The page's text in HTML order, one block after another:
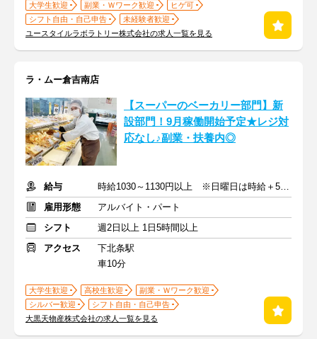
大学生歓迎 副業・Ｗワーク歓迎
ヒゲ可
シフト自由・自己申告
未経験者歓迎
ユースタイルラボラトリー株式会社の求人一覧を見る
ラ・ムー倉吉南店
【スーパーのベーカリー部門】新
設部門！9月稼働開始予定★レジ対
応なし♪副業・扶養内◎
給与
時給1030～1130円以上 ※日曜日は時給＋50円
雇用形態
アルバイト・パート
シフト
週2日以上 1日5時間以上
アクセス
下北条駅
車10分
大学生歓迎 高校生歓迎
副業・Ｗワーク歓迎
シルバー歓迎
シフト自由・自己申告
大黒天物産株式会社の求人一覧を見る